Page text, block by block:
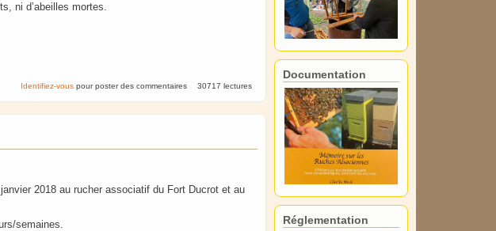
ni d’abeilles mortes.
Identifiez-vouspour poster des commentaires 30717 lectures
2018 au rucher associatif du Fort Ducrot et au
semaines.
Documentation
Réglementation